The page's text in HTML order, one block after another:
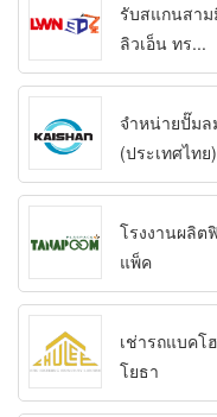
รับสแกนสาม
ลิวเอ็น ทร...
จำหน่ายปั๊ม
(ประเทศไทย)
โรงงานผลิต
แพ็ค
เช่ารถแบคโ
โยธา